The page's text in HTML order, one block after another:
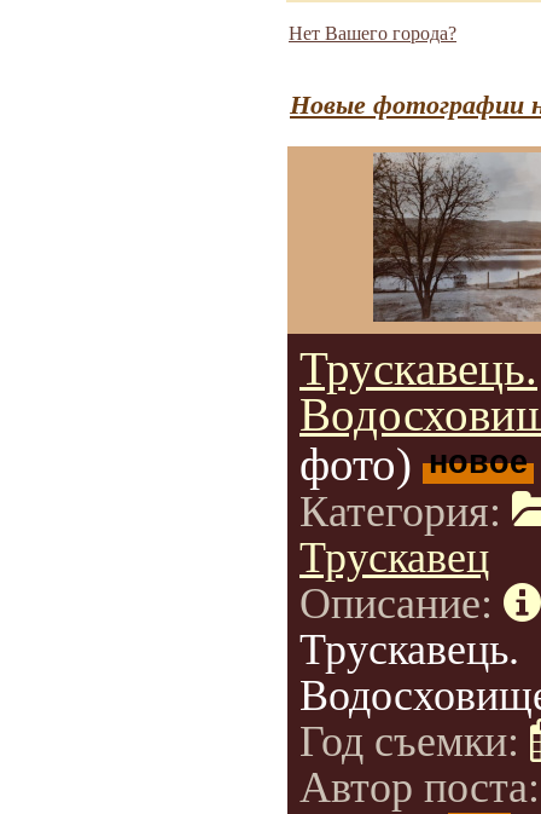
Нет Вашего города?
Новые фотографии
Трускавець.
фото) новое
Категория:
Трускавец
Описание:
Трускавець.
Год съемки:
Автор